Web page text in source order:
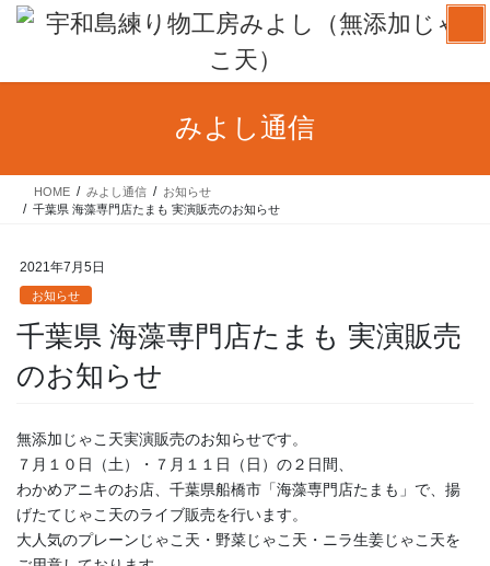
ン
ー
みよし通信
HOME みよし通信
お知らせ
千葉県 海藻専門店たまも 実演販売のお知らせ
2021年7月5日
お知らせ
千葉県 海藻専門店たまも 実演販売
のお知らせ
無添加じゃこ天実演販売のお知らせです。
７月１０日（土）・７月１１日（日）の２日間、
わかめアニキのお店、千葉県船橋市「海藻専門店たまも」で、揚
げたてじゃこ天のライブ販売を行います。
大人気のプレーンじゃこ天・野菜じゃこ天・ニラ生姜じゃこ天を